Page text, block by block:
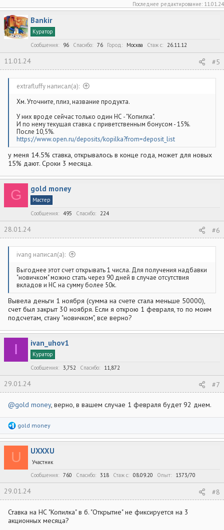
Последнее редактирование: 11.01.24
Bankir
Куратор
Сообщения
96 Спасибо 76 Город Москва Стаж c 26.11.12
11.01.24 #5
extrafluffy написал(а):
Хм. Уточните, плиз, название продукта.
У них вроде сейчас только один НС - "Копилка".
И по нему текущая ставка с приветственным бонусом - 15%.
После 10,5%.
https://www.open.ru/deposits/kopilka?from=deposit_list
у меня 14.5% ставка, открывалось в конце года, может для новых
15% дают. Сроки 3 месяца.
G gold money
Мастер
Сообщения
495 Спасибо 224
28.01.24 #6
ivang написал(а):
Выгоднее этот счет открывать 1 числа. Для получения надбавки
"новичком" можно стать через 90 дней в случае отсутствия
вкладов и НС на сумму более 50к.
Вывела деньги 1 ноября (сумма на счете стала меньше 50000),
счет был закрыт 30 ноября. Если я открою 1 февраля, то по моим
подсчетам, стану "новичком", все верно?
I ivan_uhov1
Куратор
Сообщения
3,752 Спасибо 11,872
29.01.24 #7
@gold money, верно, в вашем случае 1 февраля будет 92 днем.
Р
е
а
к
ц
и
gold money
U UXXXU
Участник
Сообщения
760 Спасибо 318 Стаж c 08.09.20 Опыт 1373/70
29.01.24 #8
Ставка на НС "Копилка" в б. "Открытие" не фиксируется на 3
акционных месяца?